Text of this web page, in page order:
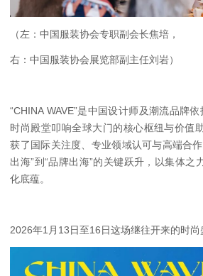
（左：中国服装协会专职副会长焦培，
右：中国服装协会展览部副主任刘岩）
“CHINA WAVE”是中国设计师及潮流品牌
时尚殿堂叩响全球大门的核心枢纽与价值
获了国际关注度、专业领域认可与高端合
出海”到“品牌出海”的关键跃升，以集体之
化底蕴。
2026年1月13日至16日这场继往开来的时尚